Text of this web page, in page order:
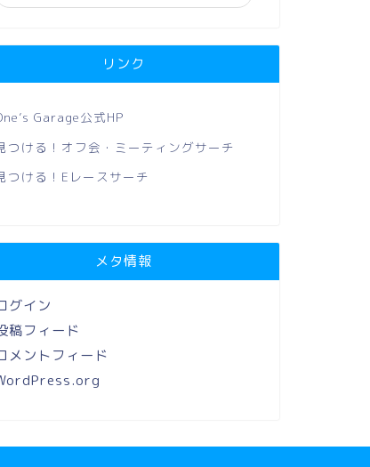
リンク
Garage公式HP
つける！オフ会・ミーティングサーチ
つける！Eレースサーチ
メタ情報
グイン
稿フィード
メントフィード